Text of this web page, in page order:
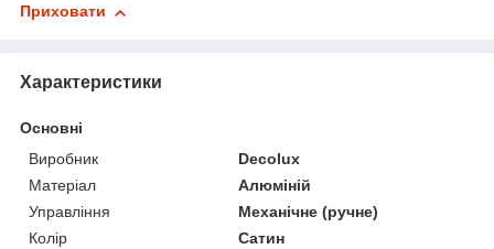
Приховати
Характеристики
Основні
Виробник
Decolux
Матеріал
Алюміній
Управління
Механічне (ручне)
Колір
Сатин